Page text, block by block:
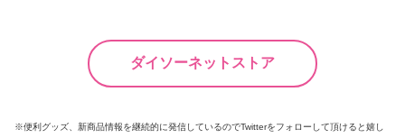
ダイソーネットストア
※便利グッズ、新商品情報を継続的に発信しているのでTwitterをフォローして頂けると嬉し